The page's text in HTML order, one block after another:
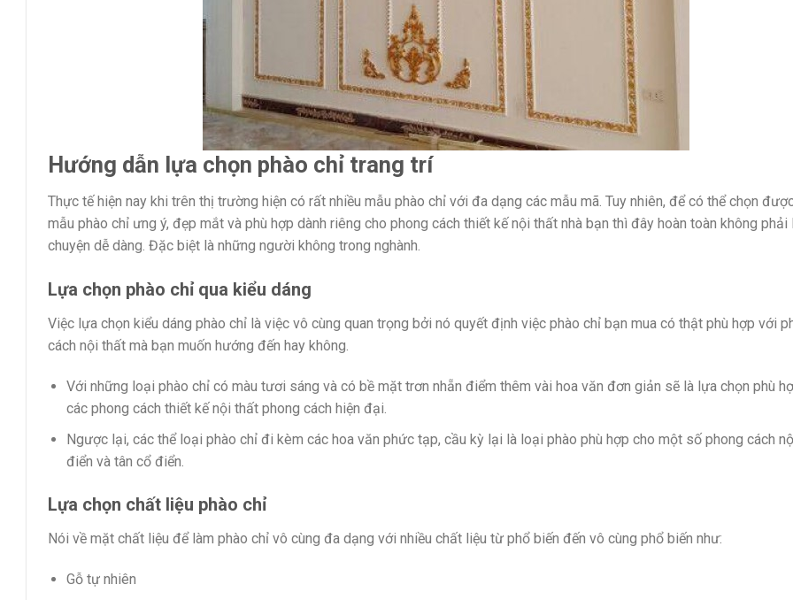
Hướng dẫn lựa chọn phào chỉ trang trí
Thực tế hiện nay khi trên thị trường hiện có rất nhiều mẫu phào chỉ với đa dạng các mẫu mã. Tuy nhiên, để có thể chọn
mẫu phào chỉ ưng ý, đẹp mắt và phù hợp dành riêng cho phong cách thiết kế nội thất nhà bạn thì đây hoàn toàn không phải
chuyện dễ dàng. Đặc biệt là những người không trong nghành.
Lựa chọn phào chỉ qua kiểu dáng
Việc lựa chọn kiểu dáng phào chỉ là việc vô cùng quan trọng bởi nó quyết định việc phào chỉ bạn mua có thật phù hợp với
cách nội thất mà bạn muốn hướng đến hay không.
Với những loại phào chỉ có màu tươi sáng và có bề mặt trơn nhẵn điểm thêm vài hoa văn đơn giản sẽ là lựa chọn phù
các phong cách thiết kế nội thất phong cách hiện đại.
Ngược lại, các thể loại phào chỉ đi kèm các hoa văn phức tạp, cầu kỳ lại là loại phào phù hợp cho một số phong cách
điển và tân cổ điển.
Lựa chọn chất liệu phào chỉ
Nói về mặt chất liệu để làm phào chỉ vô cùng đa dạng với nhiều chất liệu từ phổ biến đến vô cùng phổ biến như:
Gỗ tự nhiên